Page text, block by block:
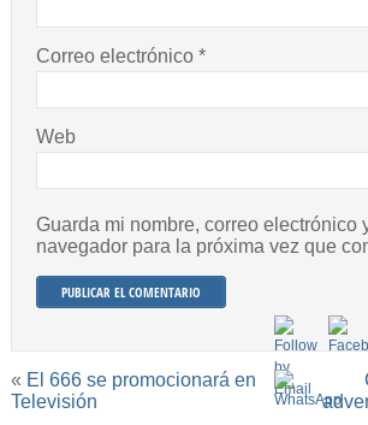
Correo electrónico *
Web
Guarda mi nombre, correo electrónico
navegador para la próxima vez que
« El 666 se promocionará en
Televisión